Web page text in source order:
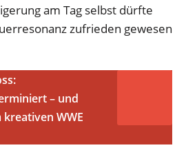
am Tag selbst dürfte
zufrieden gewesen
– und
WWE